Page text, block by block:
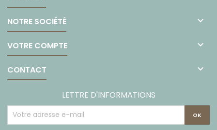
NOTRE SOCIÉTÉ 
VOTRE COMPTE 
CONTACT 
LETTRE D'INFORMATIONS